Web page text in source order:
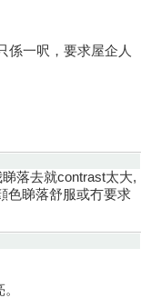
係一呎，要求屋企人
落去就contrast太大,
色睇落舒服或冇要求